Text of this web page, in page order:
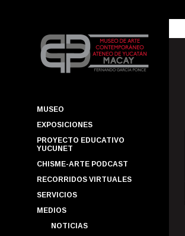
MUSEO
EXPOSICIONES
PROYECTO EDUCATIVO
YUCUNET
CHISME-ARTE PODCAST
RECORRIDOS VIRTUALES
SERVICIOS
MEDIOS
NOTICIAS